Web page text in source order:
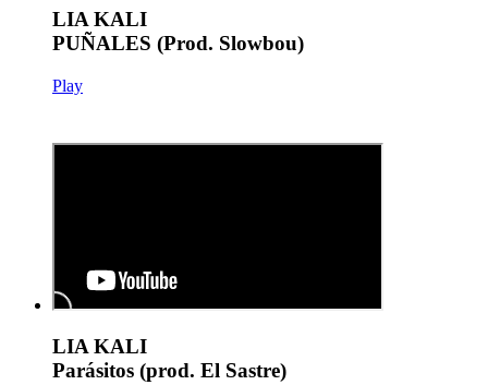
LIA KALI
PUÑALES (Prod. Slowbou)
Play
LIA KALI
Parásitos (prod. El Sastre)